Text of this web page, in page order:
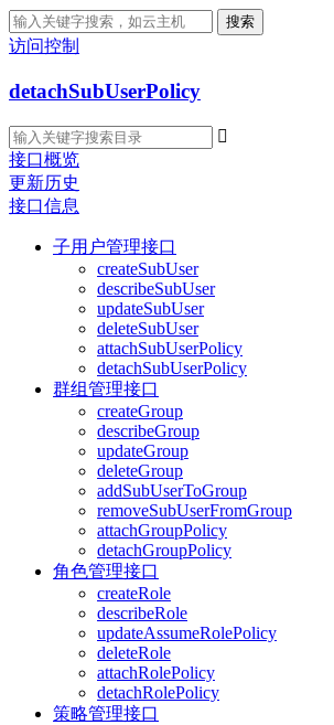
搜索
访问控制
detachSubUserPolicy

接口概览
更新历史
接口信息
子用户管理接口
createSubUser
describeSubUser
updateSubUser
deleteSubUser
attachSubUserPolicy
detachSubUserPolicy
群组管理接口
createGroup
describeGroup
updateGroup
deleteGroup
addSubUserToGroup
removeSubUserFromGroup
attachGroupPolicy
detachGroupPolicy
角色管理接口
createRole
describeRole
updateAssumeRolePolicy
deleteRole
attachRolePolicy
detachRolePolicy
策略管理接口